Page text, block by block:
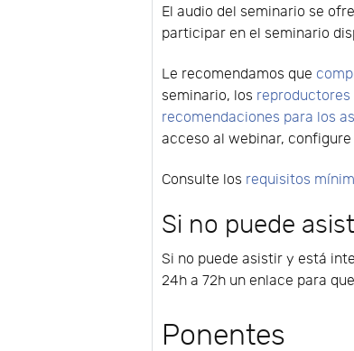
El audio del seminario se
participar en el seminario
Le recomendamos que
seminario, los
recomendaciones para los
acceso al webinar, configure
Consulte los requisitos
Si no puede
Si no puede asistir y está
24h a 72h un enlace para
Ponentes